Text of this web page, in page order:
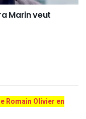
Marin veut
Romain Olivier en